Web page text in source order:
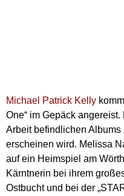
Michael Patrick Kelly
One“ im Gepäck
Arbeit befindlichen Albums
erscheinen wird. Melissa
auf ein Heimspiel am
Kärntnerin bei ihrem
Ostbucht und bei der